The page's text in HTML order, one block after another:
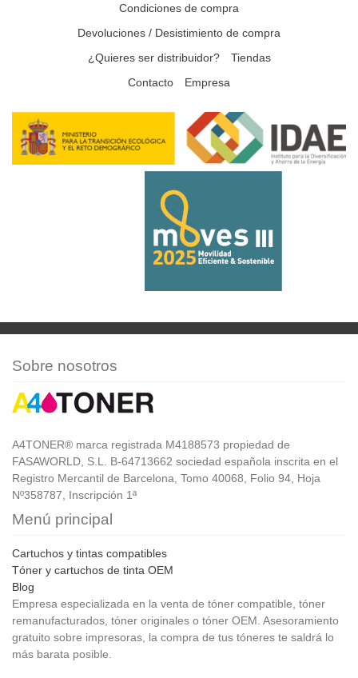
Condiciones de compra
Devoluciones / Desistimiento de compra
¿Quieres ser distribuidor?
Tiendas
Contacto
Empresa
Sobre nosotros
A4TONER® marca registrada M4188573 propiedad de
FASAWORLD, S.L. B-64713662 sociedad española inscrita en el
Registro Mercantil de Barcelona, Tomo 40068, Folio 94, Hoja
Nº358787, Inscripción 1ª
Menú principal
Cartuchos y tintas compatibles
Tóner y cartuchos de tinta OEM
Blog
Empresa especializada en la venta de tóner compatible, tóner
remanufacturados, tóner originales o tóner OEM. Asesoramiento
gratuito sobre impresoras, la compra de tus tóneres te saldrá lo
más barata posible.